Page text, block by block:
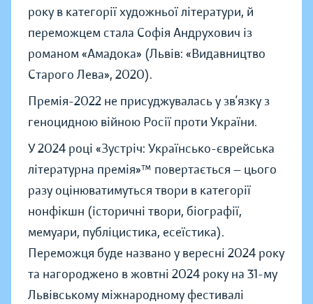
року в категорії художньої літератури, й
переможцем стала Софія Андрухович із
романом «Амадока» (Львів: «Видавництво
Старого Лева», 2020).
Премія-2022 не присуджувалась у зв’язку з
геноцидною війною Росії проти України.
У 2024 році «Зустріч: Українсько-єврейська
літературна премія»™ повертається — цього
разу оцінюватимуться твори в категорії
нонфікшн (історичні твори, біографії,
мемуари, публіцистика, есеїстика).
Переможця буде названо у вересні 2024 року
та нагороджено в жовтні 2024 року на 31-му
Львівському міжнародному фестивалі